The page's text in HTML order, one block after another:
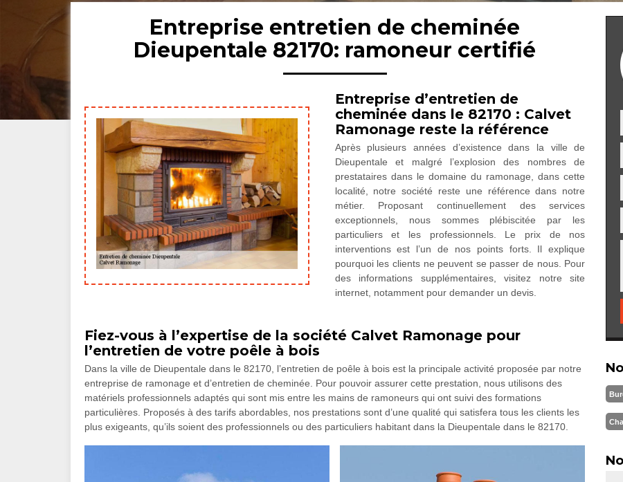
Entreprise entretien de cheminée
Dieupentale 82170: ramoneur certifié
Entreprise d’entretien de
cheminée dans le 82170 : Calvet
Ramonage reste la référence
Après plusieurs années d’existence dans la ville de
Dieupentale et malgré l’explosion des nombres de
prestataires dans le domaine du ramonage, dans cette
localité, notre société reste une référence dans notre
métier. Proposant continuellement des services
exceptionnels, nous sommes plébiscitée par les
particuliers et les professionnels. Le prix de nos
interventions est l’un de nos points forts. Il explique
pourquoi les clients ne peuvent se passer de nous. Pour
des informations supplémentaires, visitez notre site
internet, notamment pour demander un devis.
Fiez-vous à l’expertise de la société Calvet Ramonage pour
l’entretien de votre poêle à bois
Dans la ville de Dieupentale dans le 82170, l’entretien de poêle à bois est la principale activité proposée par notre
entreprise de ramonage et d’entretien de cheminée. Pour pouvoir assurer cette prestation, nous utilisons des
matériels professionnels adaptés qui sont mis entre les mains de ramoneurs qui ont suivi des formations
particulières. Proposés à des tarifs abordables, nos prestations sont d’une qualité qui satisfera tous les clients les
plus exigeants, qu’ils soient des professionnels ou des particuliers habitant dans la Dieupentale dans le 82170.